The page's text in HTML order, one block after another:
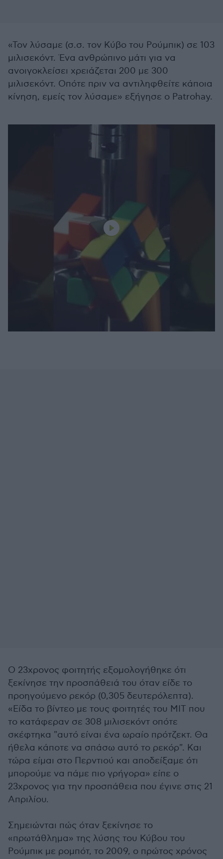
«Τον λύσαμε (σ.σ. τον Κύβο του Ρούμπικ) σε 103
μιλισεκόντ. Ένα ανθρώπινο μάτι για να
ανοιγοκλείσει χρειάζεται 200 με 300
μιλισεκόντ. Οπότε πριν να αντιληφθείτε κάποια
κίνηση, εμείς τον λύσαμε» εξήγησε ο Patrohay.
Ο 23χρονος φοιτητής εξομολογήθηκε ότι
ξεκίνησε την προσπάθειά του όταν είδε το
προηγούμενο ρεκόρ (0,305 δευτερόλεπτα).
«Είδα το βίντεο με τους φοιτητές του ΜΙΤ που
το κατάφεραν σε 308 μιλισεκόντ οπότε
σκέφτηκα "αυτό είναι ένα ωραίο πρότζεκτ. Θα
ήθελα κάποτε να σπάσω αυτό το ρεκόρ". Και
τώρα είμαι στο Περντιού και αποδείξαμε ότι
μπορούμε να πάμε πιο γρήγορα» είπε ο
23χρονος για την προσπάθεια που έγινε στις 21
Απριλίου.
Σημειώνται πώς όταν ξεκίνησε το
«πρωτάθλημα» της λύσης του Κύβου του
Ρούμπικ με ρομπότ, το 2009, ο πρώτος χρόνος